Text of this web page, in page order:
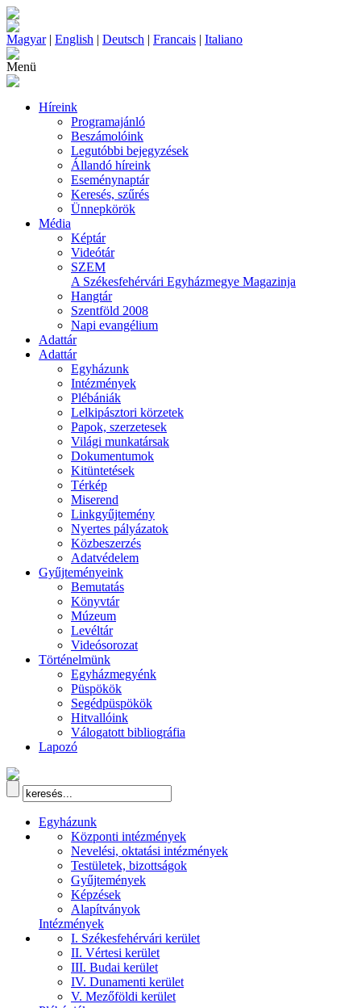
Magyar| English | Deutsch | Francais | Italiano
Menü
Híreink
Programajánló
Beszámolóink
Legutóbbi bejegyzések
Állandó híreink
Eseménynaptár
Keresés, szűrés
Ünnepkörök
Média
Képtár
Videótár
SZEM
A Székesfehérvári Egyházmegye Magazinja
Hangtár
Szentföld 2008
Napi evangélium
Adattár
Adattár
Egyházunk
Intézmények
Plébániák
Lelkipásztori körzetek
Papok, szerzetesek
Világi munkatársak
Dokumentumok
Kitüntetések
Térkép
Miserend
Linkgyűjtemény
Nyertes pályázatok
Közbeszerzés
Adatvédelem
Gyűjteményeink
Bemutatás
Könyvtár
Múzeum
Levéltár
Videósorozat
Történelmünk
Egyházmegyénk
Püspökök
Segédpüspökök
Hitvallóink
Válogatott bibliográfia
Lapozó
Egyházunk
Központi intézmények
Nevelési, oktatási intézmények
Testületek, bizottságok
Gyűjtemények
Képzések
Alapítványok
Intézmények
I. Székesfehérvári kerület
II. Vértesi kerület
III. Budai kerület
IV. Dunamenti kerület
V. Mezőföldi kerület